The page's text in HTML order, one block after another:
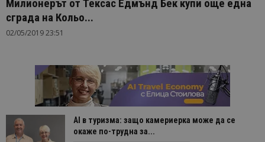
Милионерът от Тексас Eдмънд Бек купи още една
сграда на Кольо...
02/05/2019 23:51
AI в туризма: защо камериерка може да се
окаже по-трудна за...